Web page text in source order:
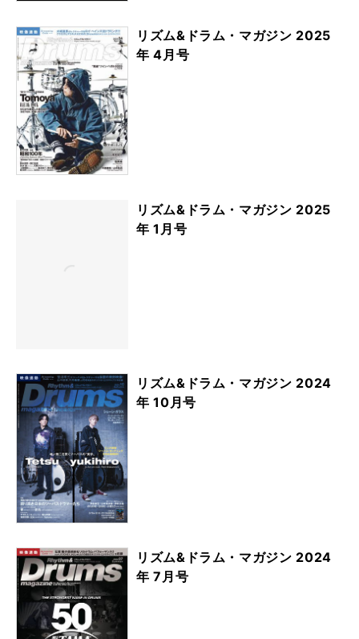
リズム&ドラム・マガジン 2025
年 4月号
リズム&ドラム・マガジン 2025
年 1月号
リズム&ドラム・マガジン 2024
年 10月号
リズム&ドラム・マガジン 2024
年 7月号